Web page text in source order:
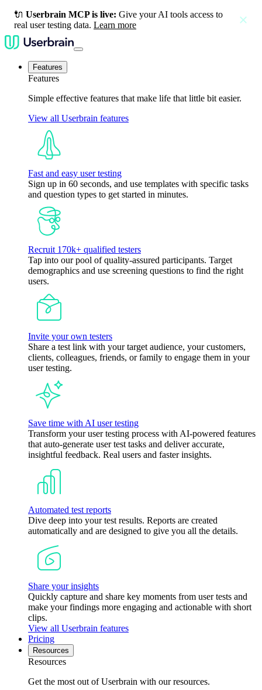
🔌 Userbrain MCP is live: Give your AI tools access to
real user testing data. Learn more close
Features
Features
Simple effective features that make life that little bit easier.
View all Userbrain features
Fast and easy user testing
Sign up in 60 seconds, and use templates with specific tasks
and question types to get started in minutes.
Recruit 170k+ qualified testers
Tap into our pool of quality-assured participants. Target
demographics and use screening questions to find the right
users.
Invite your own testers
Share a test link with your target audience, your customers,
clients, colleagues, friends, or family to engage them in your
user testing.
Save time with AI user testing
Transform your user testing process with AI-powered features
that auto-generate user test tasks and deliver accurate,
insightful feedback. Real users and faster insights.
Automated test reports
Dive deep into your test results. Reports are created
automatically and are designed to give you all the details.
Share your insights
Quickly capture and share key moments from user tests and
make your findings more engaging and actionable with short
clips.
View all Userbrain features
Pricing
Resources
Resources
Get the most out of Userbrain with our resources.